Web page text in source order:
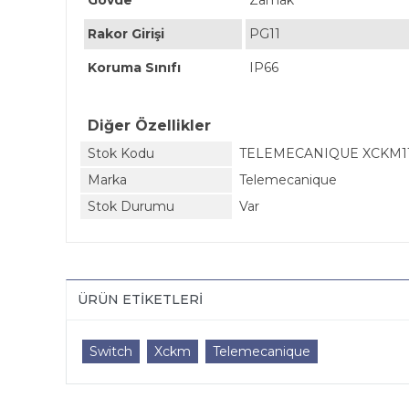
Rakor Girişi PG11
Koruma Sınıfı IP66
Diğer Özellikler
Stok Kodu
TELEMECANIQUE
Marka
Telemecanique
Stok Durumu
Var
ÜRÜN ETIKETLERI
Switch Xckm Telemecanique